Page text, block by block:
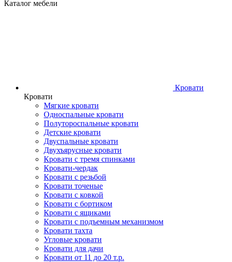
Каталог мебели
Кровати
Кровати
Мягкие кровати
Односпальные кровати
Полутороспальные кровати
Детские кровати
Двуспальные кровати
Двухъярусные кровати
Кровати с тремя спинками
Кровати-чердак
Кровати с резьбой
Кровати точеные
Кровати с ковкой
Кровати с бортиком
Кровати с ящиками
Кровати с подъемным механизмом
Кровати тахта
Угловые кровати
Кровати для дачи
Кровати от 11 до 20 т.р.